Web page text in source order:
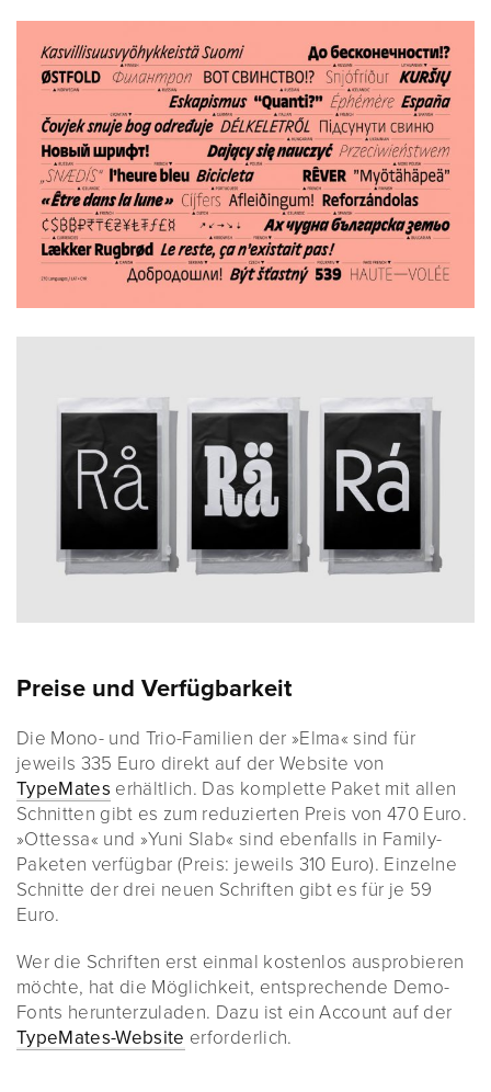
Preise und Verfügbarkeit
Die Mono- und Trio-Familien der »Elma« sind für
jeweils 335 Euro direkt auf der Website von
TypeMates erhältlich. Das komplette Paket mit allen
Schnitten gibt es zum reduzierten Preis von 470 Euro.
»Ottessa« und »Yuni Slab« sind ebenfalls in Family-
Paketen verfügbar (Preis: jeweils 310 Euro). Einzelne
Schnitte der drei neuen Schriften gibt es für je 59
Euro.
Wer die Schriften erst einmal kostenlos ausprobieren
möchte, hat die Möglichkeit, entsprechende Demo-
Fonts herunterzuladen. Dazu ist ein Account auf der
TypeMates-Website erforderlich.